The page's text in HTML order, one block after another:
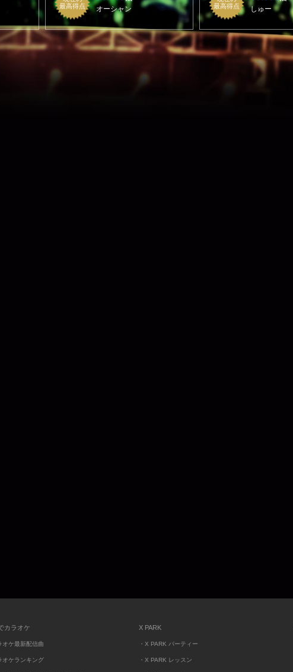
最高得点
オーシャン
最高得点
しゅー
カラオケ
オケ最新配信曲
オケランキング
X PARK
・X PARK パーティー
・X PARK レッスン